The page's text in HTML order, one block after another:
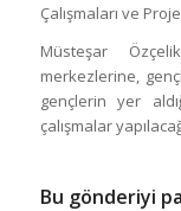
Çalışmaları ve
Müsteşar
merkezlerine,
gençlerin yer
çalışmalar
Bu gönderiyi